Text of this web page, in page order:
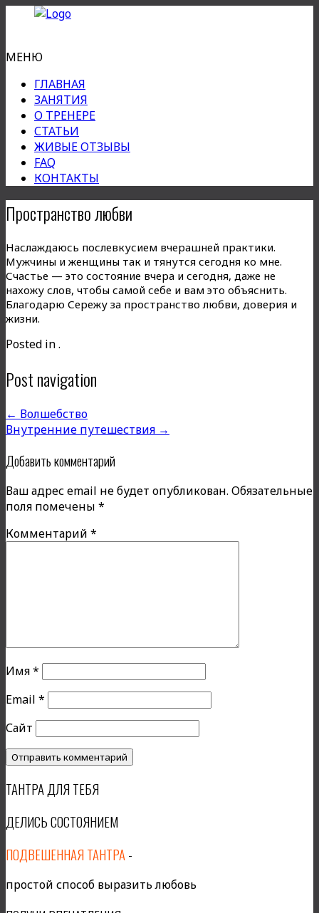
МЕНЮ
ГЛАВНАЯ
ЗАНЯТИЯ
О ТРЕНЕРЕ
СТАТЬИ
ЖИВЫЕ ОТЗЫВЫ
FAQ
КОНТАКТЫ
Пространство любви
Наслаждаюсь послевкусием вчерашней практики.
Мужчины и женщины так и тянутся сегодня ко мне.
Счастье — это состояние вчера и сегодня, даже не
нахожу слов, чтобы самой себе и вам это объяснить.
Благодарю Сережу за пространство любви, доверия и
жизни.
Posted in .
Post navigation
← Волшебство
Внутренние путешествия →
Добавить комментарий
Ваш адрес email не будет опубликован. Обязательные
поля помечены *
Комментарий *
Имя*
Email *
Сайт
ТАНТРА ДЛЯ ТЕБЯ
ДЕЛИСЬ СОСТОЯНИЕМ
ПОДВЕШЕННАЯ ТАНТРА-
простой способ выразить любовь